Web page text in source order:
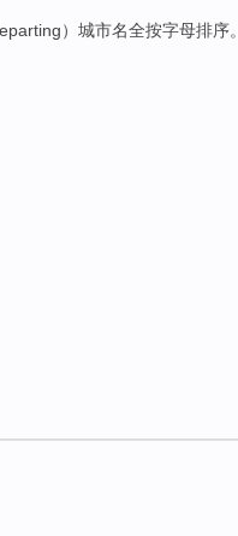
）城市名全按字母排序。